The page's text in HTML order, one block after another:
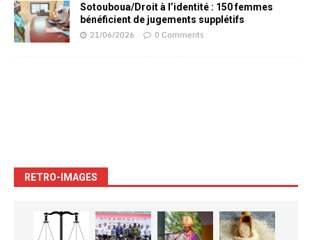
Sotouboua/Droit à l’identité : 150 femmes
bénéficient de jugements supplétifs
21/06/2026 0 Comments
RETRO-IMAGES